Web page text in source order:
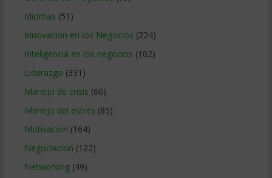
Idiomas (51)
Innovacion en los Negocios (224)
Inteligencia en los negocios (102)
Liderazgo (331)
Manejo de crisis (60)
Manejo del estrés (85)
Motivacion (164)
Negociacion (122)
Networking(49)